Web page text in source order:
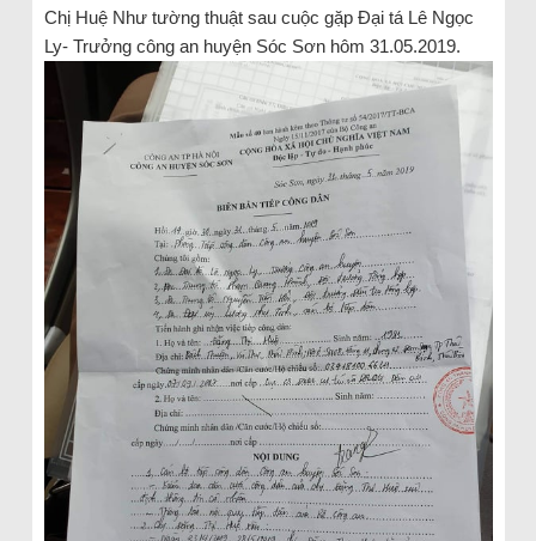
Chị Huệ Như tường thuật sau cuộc gặp Đại tá Lê Ngọc
Ly- Trưởng công an huyện Sóc Sơn hôm 31.05.2019.